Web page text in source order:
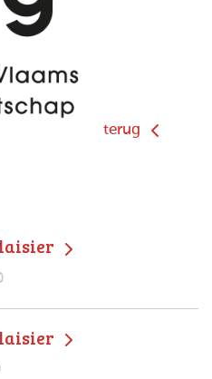
terug